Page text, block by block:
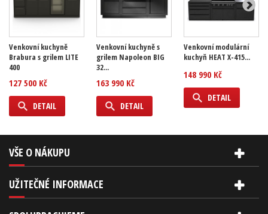
Venkovní kuchyně
Brabura s grilem LITE
400
127 500 Kč
DETAIL
Venkovní kuchyně s
grilem Napoleon BIG
32...
163 990 Kč
DETAIL
Venkovní modulární
kuchyň HEAT X-415...
148 990 Kč
DETAIL
VŠE O NÁKUPU
UŽITEČNÉ INFORMACE